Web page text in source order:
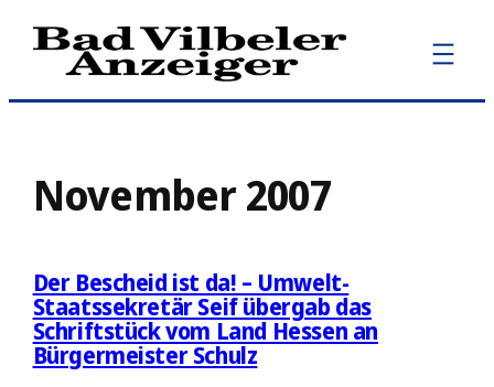
Zum
Inhalt
November 2007
Der Bescheid ist da! – Umwelt-
Staatssekretär Seif übergab das
Schriftstück vom Land Hessen an
Bürgermeister Schulz